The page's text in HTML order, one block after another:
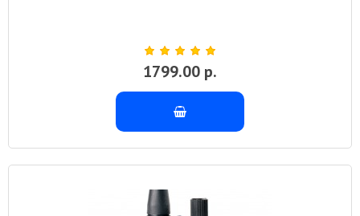
1799.00 р.